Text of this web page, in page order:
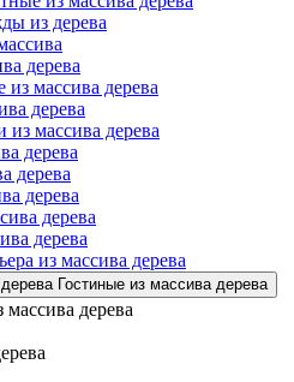
из дерева
дерева
массива дерева
дерева
массива дерева
дерева
дерева
дерева
дерева
дерева
из массива дерева
Гостиные из массива дерева